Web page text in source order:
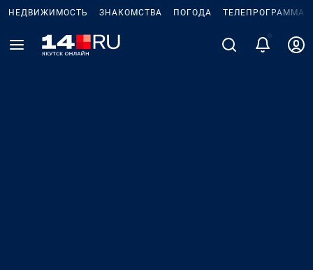
НЕДВИЖИМОСТЬ ЗНАКОМСТВА ПОГОДА ТЕЛЕПРОГРАММА